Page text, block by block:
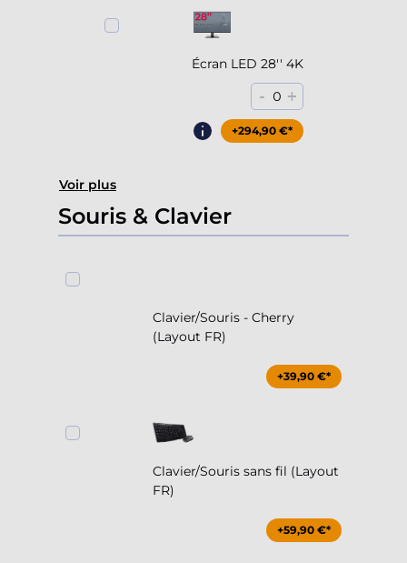
Écran LED 28'' 4K
- 0 +
+294,90 €*
Voir plus
Souris & Clavier
Clavier/Souris - Cherry
(Layout FR)
+39,90 €*
Clavier/Souris sans fil (Layout
FR)
+59,90 €*